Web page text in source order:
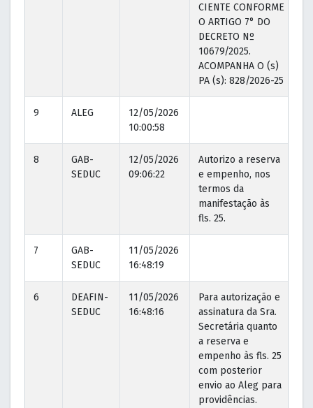
CIENTE CONFORME
O ARTIGO 7° DO
DECRETO Nº
10679/2025.
ACOMPANHA O (s)
PA (s): 828/2026-25
9 ALEG
12/05/2026
10:00:58
8
GAB-
SEDUC
12/05/2026
09:06:22
Autorizo a reserva
e empenho, nos
termos da
manifestação às
fls. 25.
7
GAB-
SEDUC
11/05/2026
16:48:19
6
DEAFIN-
SEDUC
11/05/2026
16:48:16
Para autorização e
assinatura da Sra.
Secretária quanto
a reserva e
empenho às fls. 25
com posterior
envio ao Aleg para
providências.